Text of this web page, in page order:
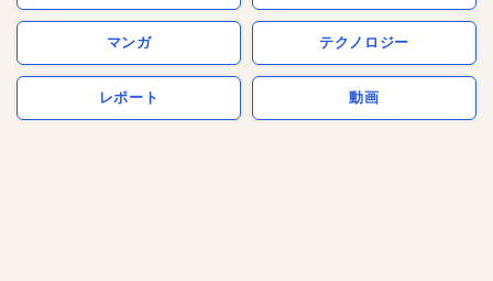
マンガ テクノロジー
レポート 動画